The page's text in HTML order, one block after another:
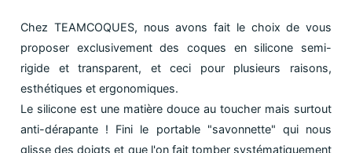
Chez TEAMCOQUES, nous avons fait le choix de vous
proposer exclusivement des coques en silicone semi-
rigide et transparent, et ceci pour plusieurs raisons,
esthétiques et ergonomiques.
Le silicone est une matière douce au toucher mais surtout
anti-dérapante ! Fini le portable "savonnette" qui nous
glisse des doigts et que l'on fait tomber systématiquement